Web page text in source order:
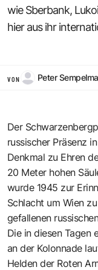
wie Sberbank,
hier aus ihr
VON Peter
Der
russischer Präsenz
Denkmal zu Ehren
20 Meter hohen
wurde 1945 zur
Schlacht um Wien
gefallenen
Die in diesen Tagen
an der Kolonnade
Helden der Roten